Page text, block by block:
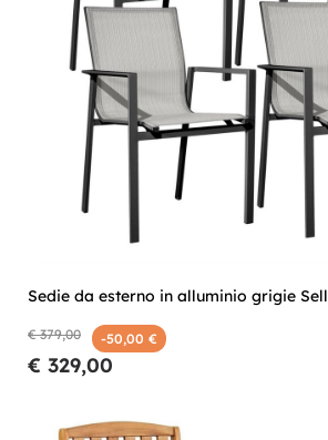
Sedie da esterno in alluminio grigie
€ 379,00 -50,00 €
€ 329,00